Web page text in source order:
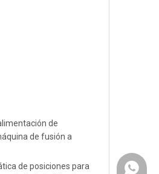
de
de fusión a
de posiciones para